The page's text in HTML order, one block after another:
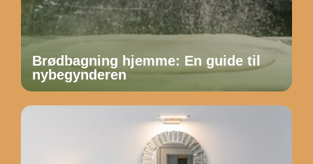
Brødbagning hjemme: En guide til
nybegynderen